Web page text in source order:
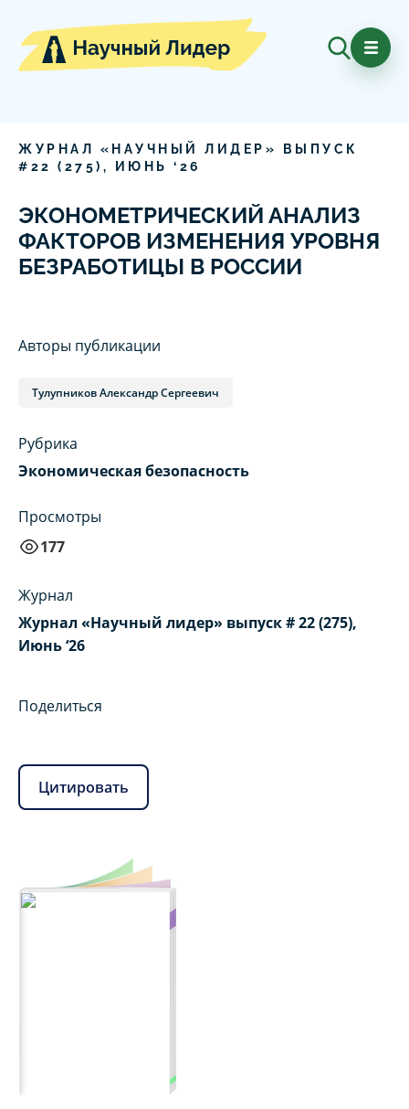
ЖУРНАЛ «НАУЧНЫЙ ЛИДЕР» ВЫПУСК
# 22 ( 275), ИЮНЬ ‘ 26
ЭКОНОМЕТРИЧЕСКИЙ АНАЛИЗ
ФАКТОРОВ ИЗМЕНЕНИЯ УРОВНЯ
БЕЗРАБОТИЦЫ В РОССИИ
Авторы публикации
Тулупников Александр Сергеевич
Рубрика
Экономическая безопасность
Просмотры
177
Журнал
Журнал «Научный лидер» выпуск # 22 (275),
Июнь ‘26
Поделиться
Цитировать